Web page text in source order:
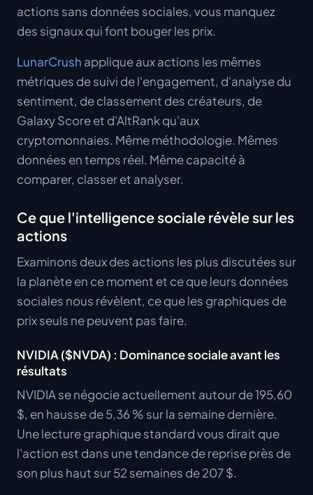
actions sans données sociales, vous manquez
des signaux qui font bouger les prix.
LunarCrush applique aux actions les mêmes
métriques de suivi de l'engagement, d'analyse du
sentiment, de classement des créateurs, de
Galaxy Score et d'AltRank qu'aux
cryptomonnaies. Même méthodologie. Mêmes
données en temps réel. Même capacité à
comparer, classer et analyser.
Ce que l'intelligence sociale révèle sur les
actions
Examinons deux des actions les plus discutées sur
la planète en ce moment et ce que leurs données
sociales nous révèlent, ce que les graphiques de
prix seuls ne peuvent pas faire.
NVIDIA ($NVDA) : Dominance sociale avant les
résultats
NVIDIA se négocie actuellement autour de 195,60
$, en hausse de 5,36 % sur la semaine dernière.
Une lecture graphique standard vous dirait que
l'action est dans une tendance de reprise près de
son plus haut sur 52 semaines de 207 $.